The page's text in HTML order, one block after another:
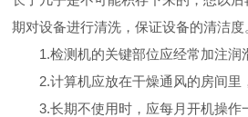
期对设备进行清洗，保证设备的清洁度
1.检测机的关键部位应经常加注润
2.计算机应放在干燥通风的房间里
3.长期不使用时，应每月开机操作